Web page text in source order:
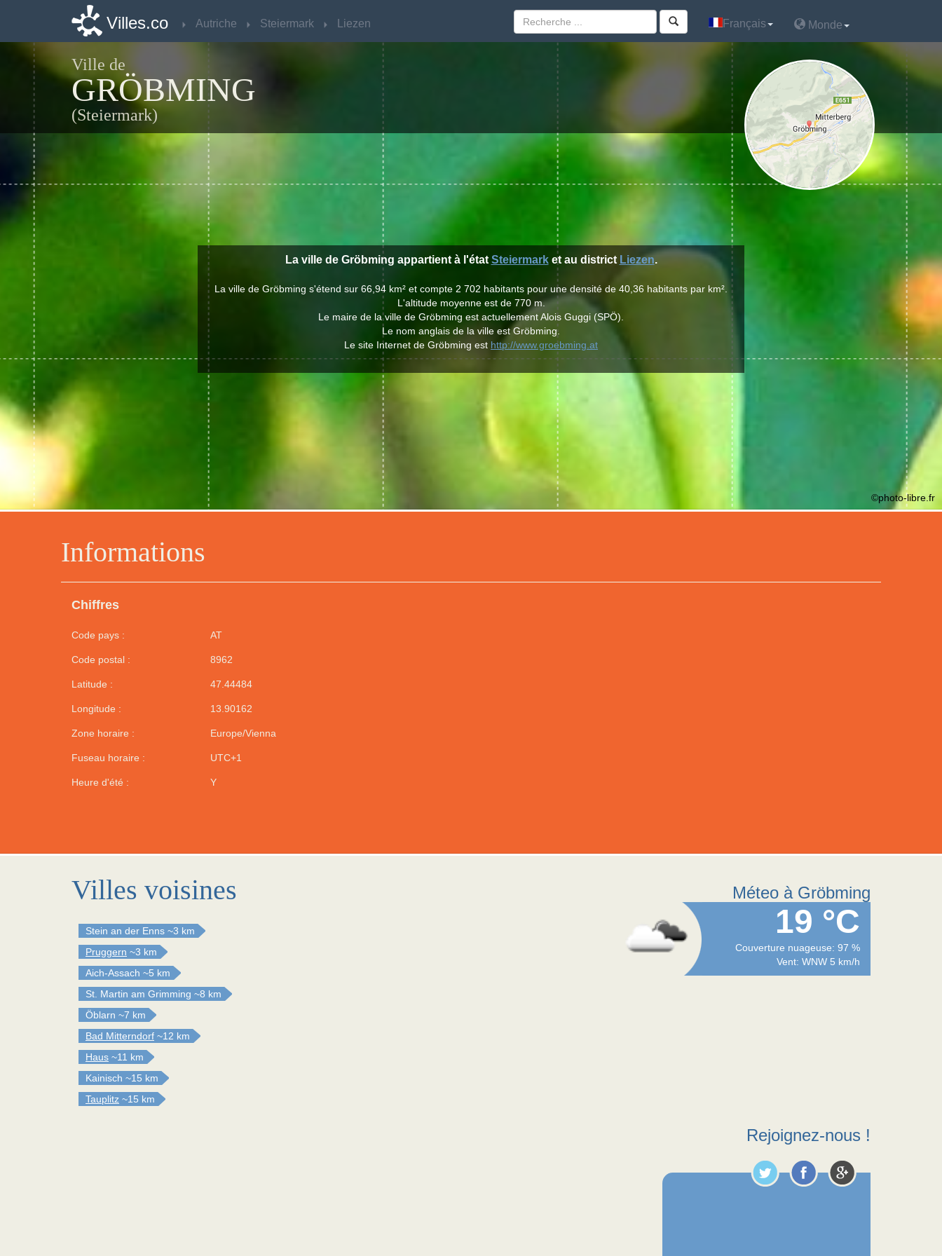
Villes.co Autriche Steiermark Liezen Français Monde
Ville de
GRÖBMING
(Steiermark)
Informations
Chiffres
Code pays : AT
Code postal : 8962
Latitude : 47.44484
Longitude : 13.90162
Zone horaire : Europe/Vienna
Fuseau horaire : UTC+1
Heure d'été : Y
La ville de Gröbming appartient à l'état Steiermarket au district Liezen.
La ville de Gröbming s'étend sur 66,94 km² et compte 2 702 habitants pour une densité de 40,36 habitants par km².
L'altitude moyenne est de 770 m.
Le maire de la ville de Gröbming est actuellement Alois Guggi (SPÖ).
Le nom anglais de la ville est Gröbming.
Le site Internet de Gröbming est http://www.groebming.at
©photo-libre.fr
Villes voisines
Stein an der Enns ~3 km
Pruggern ~3 km
Aich-Assach ~5 km
St. Martin am Grimming ~8 km
Öblarn ~7 km
Bad Mitterndorf ~12 km
Haus ~11 km
Kainisch ~15 km
Tauplitz ~15 km
Méteo à Gröbming
19 °C
Couverture nuageuse: 97 %
Vent: WNW 5 km/h
Rejoignez-nous !
Villes.co Autriche Steiermark Liezen Français Monde